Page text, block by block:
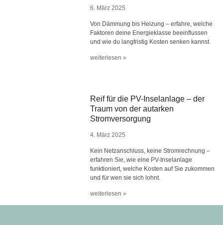
6. März 2025
Von Dämmung bis Heizung – erfahre, welche
Faktoren deine Energieklasse beeinflussen
und wie du langfristig Kosten senken kannst.
weiterlesen »
Reif für die PV-Inselanlage – der
Traum von der autarken
Stromversorgung
4. März 2025
Kein Netzanschluss, keine Stromrechnung –
erfahren Sie, wie eine PV-Inselanlage
funktioniert, welche Kosten auf Sie zukommen
und für wen sie sich lohnt.
weiterlesen »